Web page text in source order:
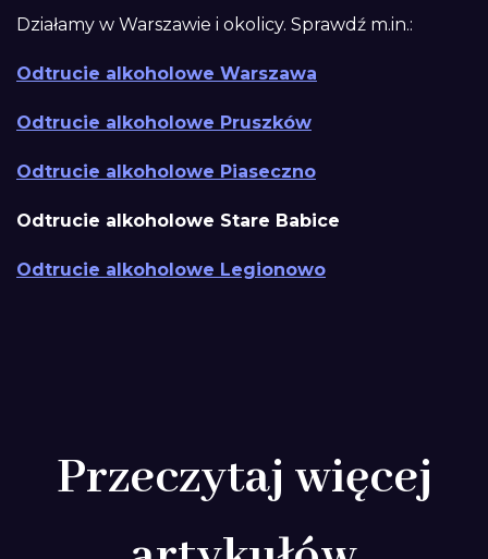
Działamy w Warszawie i okolicy. Sprawdź m.in.:
Odtrucie alkoholowe Warszawa
Odtrucie alkoholowe Pruszków
Odtrucie alkoholowe Piaseczno
Odtrucie alkoholowe Stare Babice
Odtrucie alkoholowe Legionowo
Przeczytaj więcej